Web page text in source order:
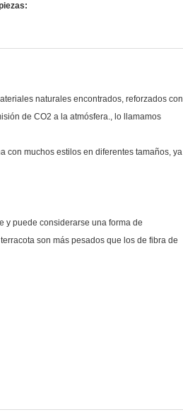
naturales encontrados, reforzados con
de CO2 a la atmósfera., lo llamamos
con muchos estilos en diferentes tamaños, ya
y puede considerarse una forma de
son más pesados que los de fibra de